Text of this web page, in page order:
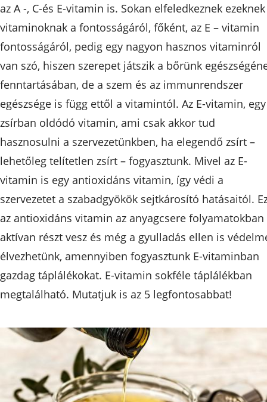
az A -, C-és E-vitamin is. Sokan elfeledkeznek
vitaminoknak a fontosságáról, főként, az E – vitamin
fontosságáról, pedig egy nagyon hasznos vitaminról
van szó, hiszen szerepet játszik a bőrünk
fenntartásában, de a szem és az immunrendszer
egészsége is függ ettől a vitamintól. Az E-vitamin, egy
zsírban oldódó vitamin, ami csak akkor tud
hasznosulni a szervezetünkben, ha elegendő zsírt –
lehetőleg telítetlen zsírt – fogyasztunk. Mivel az E-
vitamin is egy antioxidáns vitamin, így védi a
szervezetet a szabadgyökök sejtkárosító hatásaitól.
az antioxidáns vitamin az anyagcsere folyamatokban
aktívan részt vesz és még a gyulladás ellen is
élvezhetünk, amennyiben fogyasztunk E-vitaminban
gazdag táplálékokat. E-vitamin sokféle táplálékban
megtalálható. Mutatjuk is az 5 legfontosabbat!